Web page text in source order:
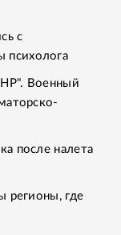
с
Военный
после налета
регионы, где